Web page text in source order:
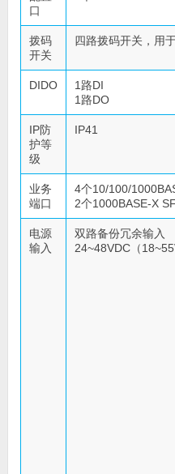
口
拨码
开关
四路拨码开关，用
DIDO
1路DI
1路DO
IP防
护等
级
IP41
业务
端口
4个10/100/
2个1000BASE-X
电源
输入
双路备份冗余输入
24~48VDC（